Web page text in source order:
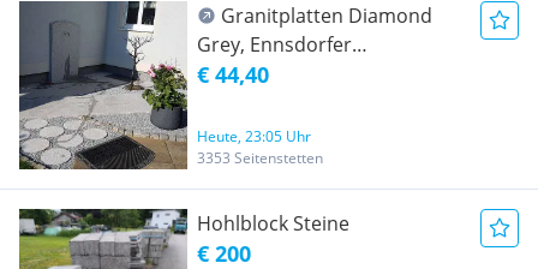
Granitplatten Diamond
Grey, Ennsdorfer
Granitsteine Ghana Grey,
Dark,
Steinzeitendesign,Terrassenplatten,
Bodenplatten, Granitplatten,
Granitpflaster, Histora,Pur
€ 44,40
Heute, 23:05 Uhr
3353 Seitenstetten
Hohlblock Steine
€ 200